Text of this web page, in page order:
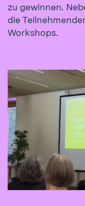
zu gewinnen.
die
Workshops.